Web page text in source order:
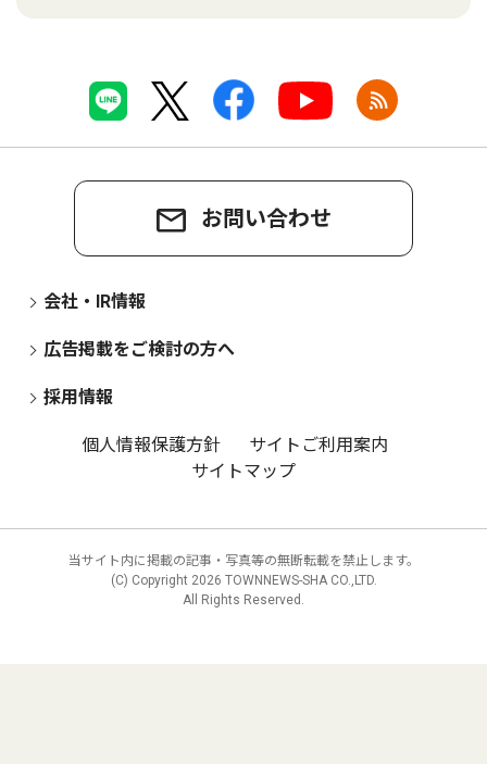
お問い合わせ
会社・IR情報
広告掲載をご検討の方へ
採用情報
個人情報保護方針
サイトご利用案内
サイトマップ
当サイト内に掲載の記事・写真等の無断転載を禁止します。
(C) Copyright 2026 TOWNNEWS-SHA CO.,LTD.
All Rights Reserved.